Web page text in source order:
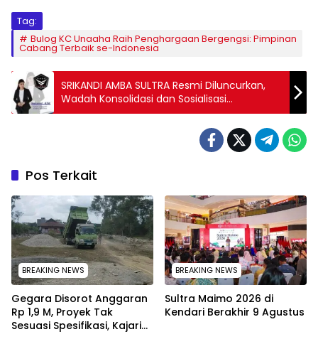
Tag:
Bulog KC Unaaha Raih Penghargaan Bergengsi: Pimpinan
Cabang Terbaik se-Indonesia
SRIKANDI AMBA SULTRA Resmi Diluncurkan,
Wadah Konsolidasi dan Sosialisasi
Kelembagaan di Sulawesi Tenggara
Pos Terkait
BREAKING NEWS
Gegara Disorot Anggaran
Rp 1,9 M, Proyek Tak
Sesuasi Spesifikasi, Kajari
BREAKING NEWS
Sultra Maimo 2026 di
Kendari Berakhir 9 Agustus